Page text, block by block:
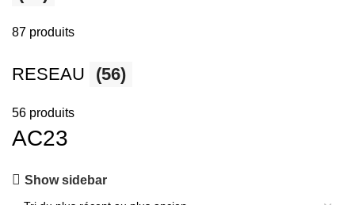
87 produits
RESEAU (56)
56 produits
AC23
Show sidebar